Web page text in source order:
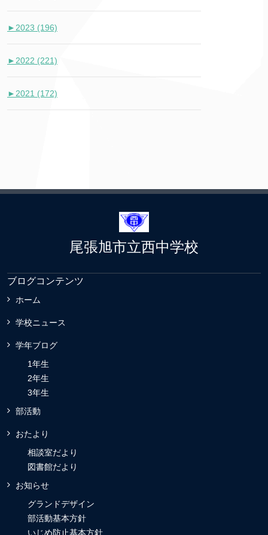
► 2023 (196)
► 2022 (221)
► 2021 (172)
尾張旭市立西中学校
ブログコンテンツ
ホーム
学校ニュース
学年ブログ
1年生
2年生
3年生
部活動
おたより
相談室だより
図書館だより
お知らせ
グランドデザイン
部活動基本方針
いじめ防止基本方針